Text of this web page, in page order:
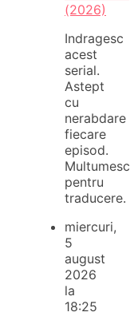
(2026)
Indragesc
acest
serial.
Astept
cu
nerabdare
fiecare
episod.
Multumesc
pentru
traducere.
miercuri,
5
august
2026
la
18:25